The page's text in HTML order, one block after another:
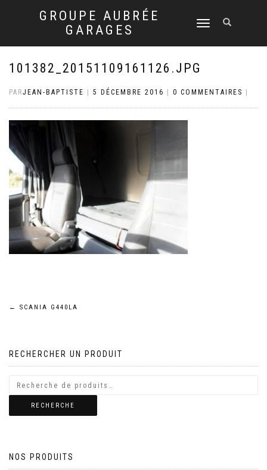
GROUPE AUBRÉE
GARAGES
DÉPLIER
NAVIGATION
101382_20151109161126.JPG
PARJEAN-BAPTISTE 5 DÉCEMBRE 2016 0 COMMENTAIRES
Navigation
l’article
← SCANIA G440LA
RECHERCHER UN PRODUIT
RECHERCHE
NOS PRODUITS